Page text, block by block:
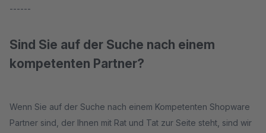
------
Sind Sie auf der Suche nach einem
kompetenten Partner?
Wenn Sie auf der Suche nach einem Kompetenten Shopware
Partner sind, der Ihnen mit Rat und Tat zur Seite steht, sind wir